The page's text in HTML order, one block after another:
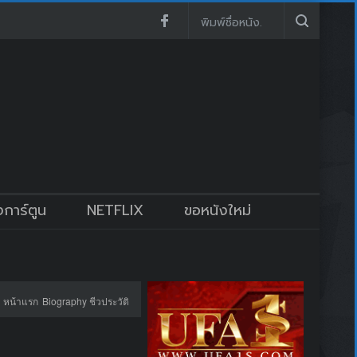
าร์ตูน NETFLIX ขอหนังใหม่
หน้าแรก Biography ชีวประวัติ